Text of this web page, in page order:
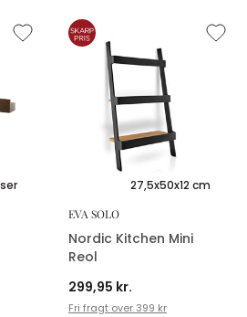
27,5x50x12 cm
EVA SOLO
Nordic Kitchen Mini
Reol
299,95 kr.
Fri fragt over 399 kr